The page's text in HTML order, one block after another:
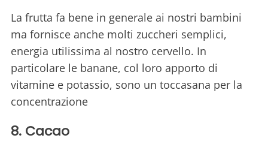
La frutta fa bene in generale ai nostri bambini
ma fornisce anche molti zuccheri semplici,
energia utilissima al nostro cervello. In
particolare le banane, col loro apporto di
vitamine e potassio, sono un toccasana per la
concentrazione
8. Cacao